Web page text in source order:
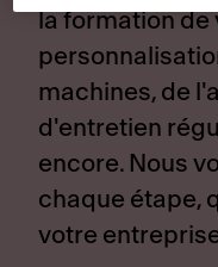
la formation de
machines, de
d'entretien
encore. Nous
chaque étape,
votre